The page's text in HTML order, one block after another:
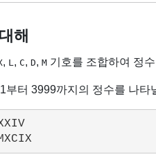
해
, L , C,D,M 기호를 조합하여 정
부터 3999까지의 정수를 나